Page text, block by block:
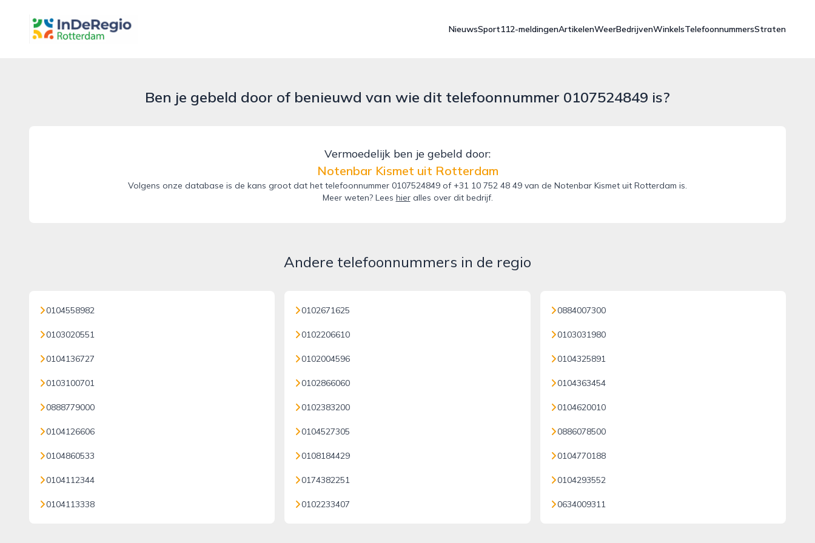
inderegiorotterdam.nl
NieuwsSport112-meldingenArtikelenWeerBedrijvenWinkelsTelefoonnummersStraten
Ben je gebeld door of benieuwd van wie dit telefoonnummer 0107524849 is?
Vermoedelijk ben je gebeld door:
Notenbar Kismet uit Rotterdam
Volgens onze database is de kans groot dat het telefoonnummer 0107524849 of +31 10 752 48 49 van de Notenbar Kismet uit Rotterdam is.
Meer weten? Lees hieralles over dit bedrijf.
Andere telefoonnummers in de regio
0104558982
0103020551
0104136727
0103100701
0888779000
0104126606
0104860533
0104112344
0104113338
0102671625
0102206610
0102004596
0102866060
0102383200
0104527305
0108184429
0174382251
0102233407
0884007300
0103031980
0104325891
0104363454
0104620010
0886078500
0104770188
0104293552
0634009311